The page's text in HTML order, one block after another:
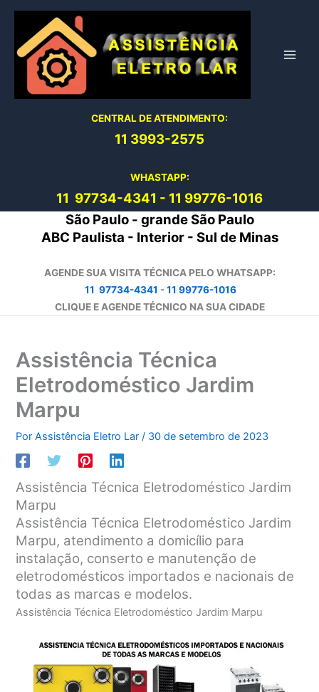
conteúdo
CENTRAL DE ATENDIMENTO:
11 3993-2575
WHASTAPP:
11 97734-4341 - 11 99776-1016
São Paulo - grande São Paulo
ABC Paulista - Interior - Sul de Minas
AGENDE SUA VISITA TÉCNICA PELO WHATSAPP:
11 97734-4341 -11 99776-1016
CLIQUE E AGENDE TÉCNICO NA SUA CIDADE
Assistência Técnica
Eletrodoméstico Jardim
Marpu
PorAssistência Eletro Lar/ 30 de setembro de 2023
Assistência Técnica Eletrodoméstico Jardim
Marpu
Assistência Técnica Eletrodoméstico Jardim
Marpu, atendimento a domicílio para
instalação, conserto e manutenção de
eletrodomésticos importados e nacionais de
todas as marcas e modelos.
Assistência Técnica Eletrodoméstico Jardim Marpu